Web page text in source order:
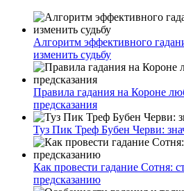
Алгоритм эффективного
изменить судьбу
Правила гадания на Короне
предсказания
Туз Пик Треф Бубен Черви:
Как провести гадание Сотня:
предсказанию